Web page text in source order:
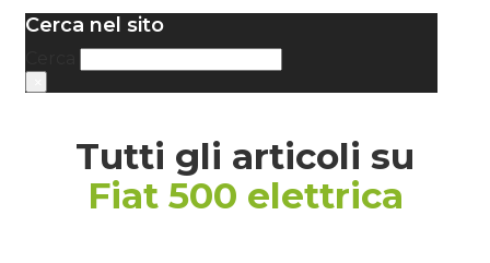
Cerca nel sito
Tutti gli articoli su
Fiat 500 elettrica